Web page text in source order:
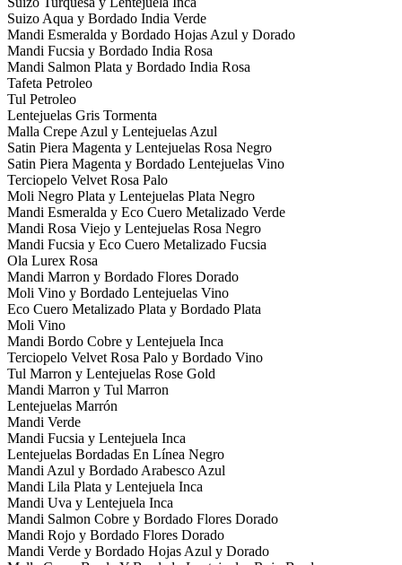
Suizo Aqua y Bordado India Verde
Mandi Esmeralda y Bordado Hojas Azul y Dorado
Mandi Fucsia y Bordado India Rosa
Mandi Salmon Plata y Bordado India Rosa
Tafeta Petroleo
Tul Petroleo
Lentejuelas Gris Tormenta
Malla Crepe Azul y Lentejuelas Azul
Satin Piera Magenta y Lentejuelas Rosa Negro
Satin Piera Magenta y Bordado Lentejuelas Vino
Terciopelo Velvet Rosa Palo
Moli Negro Plata y Lentejuelas Plata Negro
Mandi Esmeralda y Eco Cuero Metalizado Verde
Mandi Rosa Viejo y Lentejuelas Rosa Negro
Mandi Fucsia y Eco Cuero Metalizado Fucsia
Ola Lurex Rosa
Mandi Marron y Bordado Flores Dorado
Moli Vino y Bordado Lentejuelas Vino
Eco Cuero Metalizado Plata y Bordado Plata
Moli Vino
Mandi Bordo Cobre y Lentejuela Inca
Terciopelo Velvet Rosa Palo y Bordado Vino
Tul Marron y Lentejuelas Rose Gold
Mandi Marron y Tul Marron
Lentejuelas Marrón
Mandi Verde
Mandi Fucsia y Lentejuela Inca
Lentejuelas Bordadas En Línea Negro
Mandi Azul y Bordado Arabesco Azul
Mandi Lila Plata y Lentejuela Inca
Mandi Uva y Lentejuela Inca
Mandi Salmon Cobre y Bordado Flores Dorado
Mandi Rojo y Bordado Flores Dorado
Mandi Verde y Bordado Hojas Azul y Dorado